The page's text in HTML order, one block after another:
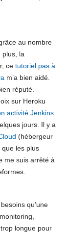
au nombre
plus, la
ce tutoriel pas à
m’a bien aidé.
réputé.
sur Heroku
activité Jenkins
jours. Il y a
(hébergeur
les plus
me suis arrêté à
qu’une
longue pour